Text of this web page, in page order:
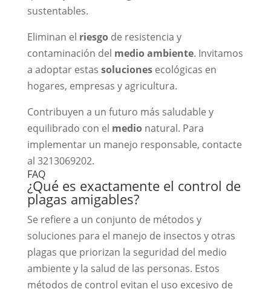
sustentables.
Eliminan el riesgode resistencia y
contaminación del medio ambiente. Invitamos
a adoptar estas solucionesecológicas en
hogares, empresas y agricultura.
Contribuyen a un futuro más saludable y
equilibrado con el medionatural. Para
implementar un manejo responsable, contacte
al 3213069202.
FAQ
¿Qué es exactamente el control de
plagas amigables?
Se refiere a un conjunto de métodos y
soluciones para el manejo de insectos y otras
plagas que priorizan la seguridad del medio
ambiente y la salud de las personas. Estos
métodos de control evitan el uso excesivo de